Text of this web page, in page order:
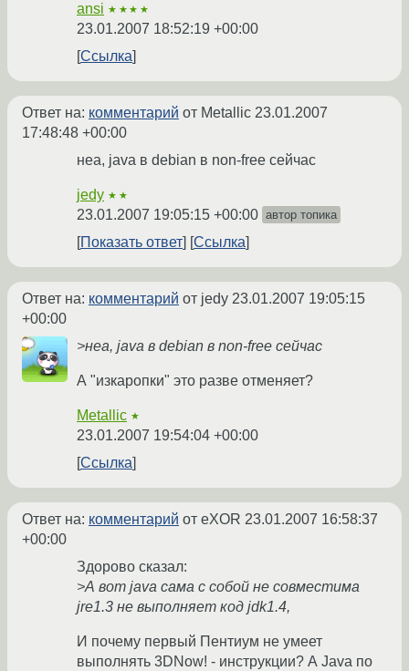
ansi ★★★★
23.01.2007 18:52:19 +00:00
Ссылка
Ответ на: комментарий от Metallic 23.01.2007
17:48:48 +00:00
неа, java в debian в non-free сейчас
jedy ★★
23.01.2007 19:05:15 +00:00 автор топика
Показать ответ Ссылка
Ответ на: комментарий от jedy 23.01.2007 19:05:15
+00:00
>неа, java в debian в non-free сейчас
А "изкаропки" это разве отменяет?
Metallic ★
23.01.2007 19:54:04 +00:00
Ссылка
Ответ на: комментарий от eXOR 23.01.2007 16:58:37
+00:00
Здорово сказал:
>А вот java сама с собой не совместима
jre1.3 не выполняет код jdk1.4,
И почему первый Пентиум не умеет
выполнять 3DNow! - инструкции? А Java по